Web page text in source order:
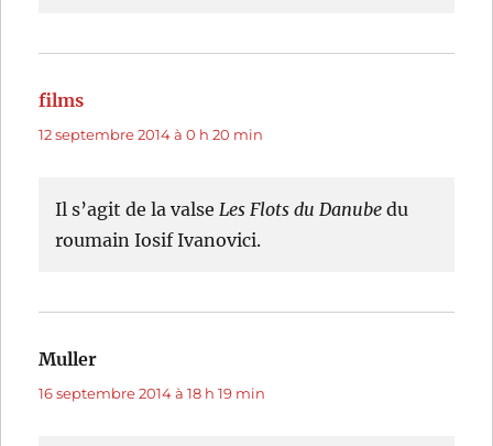
films
12 septembre 2014 à 0 h 20 min
Il s’agit de la valseLes Flots du Danube du
roumain Iosif Ivanovici.
Muller
16 septembre 2014 à 18 h 19 min